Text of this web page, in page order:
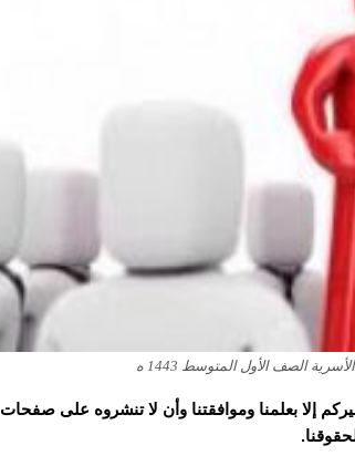
الصف الأول المتوسط 1443 ه
إلا بعلمنا وموافقتنا وأن لا تنشروه على صفحات